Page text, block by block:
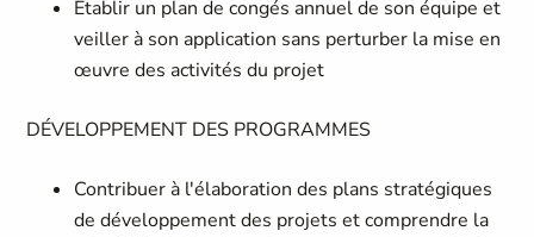
Etablir un plan de congés annuel de son équipe et
veiller à son application sans perturber la mise en
œuvre des activités du projet
DÉVELOPPEMENT DES PROGRAMMES
Contribuer à l'élaboration des plans stratégiques
de développement des projets et comprendre la